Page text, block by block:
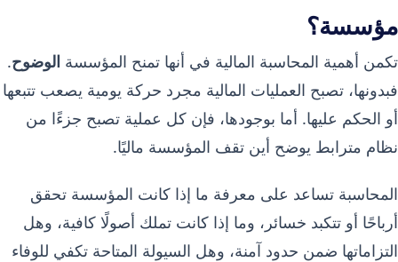
مؤسسة؟
تكمن أهمية المحاسبة المالية في أنها تمنح المؤسسة الوضوح.
فبدونها، تصبح العمليات المالية مجرد حركة يومية يصعب تتبعها
أو الحكم عليها. أما بوجودها، فإن كل عملية تصبح جزءًا من
نظام مترابط يوضح أين تقف المؤسسة ماليًا.
المحاسبة تساعد على معرفة ما إذا كانت المؤسسة تحقق
أرباحًا أو تتكبد خسائر، وما إذا كانت تملك أصولًا كافية، وهل
التزاماتها ضمن حدود آمنة، وهل السيولة المتاحة تكفي للوفاء